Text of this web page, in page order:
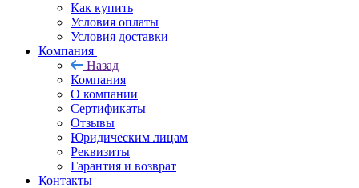
Как купить
Условия оплаты
Условия доставки
Компания
Назад
Компания
О компании
Сертификаты
Отзывы
Юридическим лицам
Реквизиты
Гарантия и возврат
Контакты